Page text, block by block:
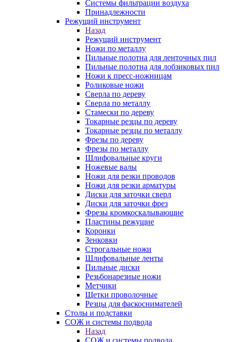
Системы фильтрации воздуха
Принадлежности
Режущий инструмент
Назад
Режущий инструмент
Ножи по металлу
Пильные полотна для ленточных пил
Пильные полотна для лобзиковых пил
Ножи к пресс-ножницам
Роликовые ножи
Сверла по дереву
Сверла по металлу
Стамески по дереву
Токарные резцы по дереву
Токарные резцы по металлу
Фрезы по дереву
Фрезы по металлу
Шлифовальные круги
Ножевые валы
Ножи для резки проводов
Ножи для резки арматуры
Диски для заточки сверл
Диски для заточки фрез
Фрезы кромкоскалывающие
Пластины режущие
Коронки
Зенковки
Строгальные ножи
Шлифовальные ленты
Пильные диски
Резьбонарезные ножи
Метчики
Щетки проволочные
Резцы для фаскоснимателей
Столы и подставки
СОЖ и системы подвода
Назад
СОЖ и системы подвода